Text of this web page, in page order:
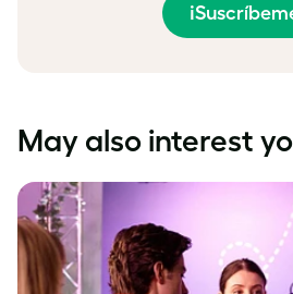
May also interest